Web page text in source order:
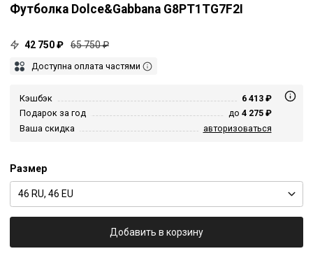
Футболка Dolce&Gabbana G8PT1TG7F2I
42 750 ₽ 65 750 ₽
Доступна оплата частями
Кэшбэк
6 413 ₽
Подарок за год
до 4 275 ₽
Ваша скидка
авторизоваться
Размер
46 RU, 46 EU
Добавить в корзину